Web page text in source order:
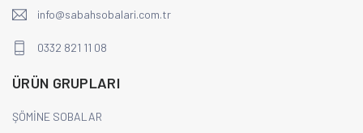
info@sabahsobalari.com.tr
0332 821 11 08
ÜRÜN GRUPLARI
ŞÖMİNE SOBALAR